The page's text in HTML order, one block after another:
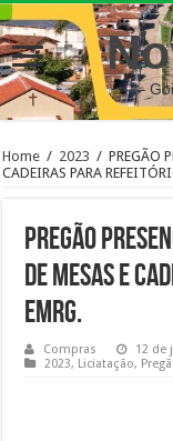
–
Home / 2023 / PREGÃO
CADEIRAS PARA
PREGÃO
DE MESAS E
EMRG.
Compras
12 de
2023, Liciatação,